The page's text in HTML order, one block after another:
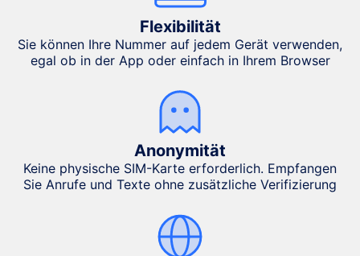
Flexibilität
Sie können Ihre Nummer auf jedem Gerät verwenden,
egal ob in der App oder einfach in Ihrem Browser
Anonymität
Keine physische SIM-Karte erforderlich. Empfangen
Sie Anrufe und Texte ohne zusätzliche Verifizierung